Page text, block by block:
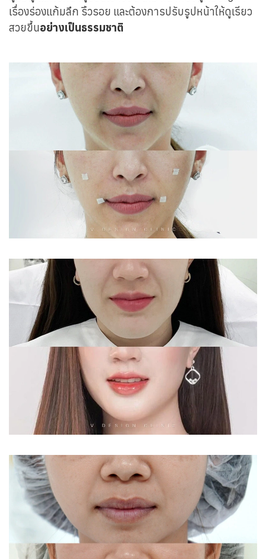
เรื่องร่องแก้มลึก ริ้วรอย และต้องการปรับรูปหน้าให้ดูเรียว
สวยขึ้นอย่างเป็นธรรมชาติ